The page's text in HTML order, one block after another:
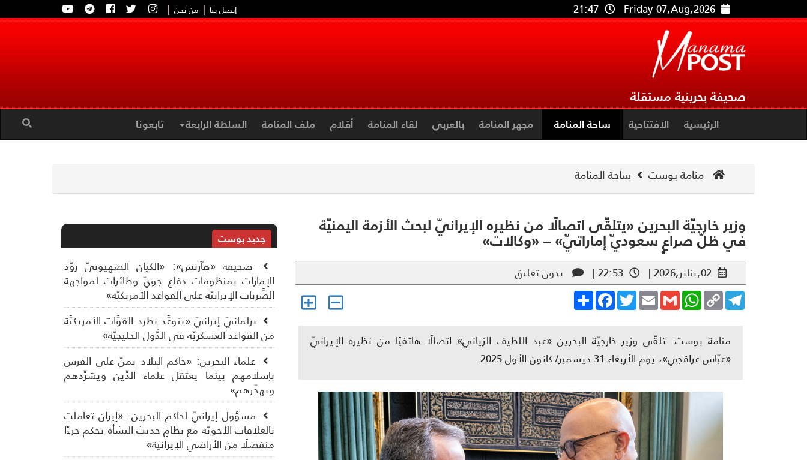
Friday 07,Aug,2026
21:47 إتصل بنا | من نحن |
صحيفة بحرينية مستقلة
الرئيسية الافتتاحية ساحة المنامة مجهر المنامة بالعربي لقاء المنامة أقلام ملف المنامة السلطة الرابعة تابعونا
منامة بوست ساحة المنامة
وزير خارجيّة البحرين «يتلقّى اتصالًا من نظيره الإيرانيّ لبحث الأزمة اليمنيّة
في ظلّ صراعٍ سعوديّ إماراتيّ» – «وكالات»
02,يناير,2026 | 22:53 |
بدون تعليق
Share
FacebookTwitterEmailGmail
WhatsAppCopy
Link
Telegram
منامة بوست: تلقّى وزير خارجيّة البحرين «عبد اللطيف الزياني» اتصالًا هاتفيًا من نظيره الإيرانيّ
«عبّاس عراقجي»، يوم الأربعاء 31 ديسمبر/ كانون الأول 2025.
جديد بوست
صحيفة «هآرتس»: «الكيان الصهيونيّ زوَّد
الإمارات بمنظومات دفاع جويّ وطائرات لمواجهة
الضَّربات الإيرانيَّة على القواعد الأمريكيّة»
برلمانيّ إيرانيّ «يتوعَّد بطرد القوَّات الأمريكيَّة
من القواعد العسكريّة في الدُّول الخليجيَّة»
علماء البحرين: «حاكم البلاد يمنّ على الفرس
بإسلامهم بينما يعتقل علماء الدِّين ويشرِّدهم
ويهجِّرهم»
مسؤول إيرانيّ لحاكم البحرين: «إيران تعاملت
بالعلاقات الأخويَّة مع نظامٍ حديث النشأة يحكم جزءًا
منفصلًا من الأراضي الإيرانية»